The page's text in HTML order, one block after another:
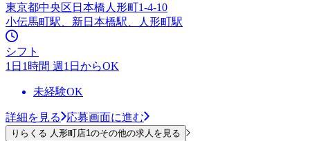
東京都中央区日本橋人形町1-4-10
小伝馬町駅、新日本橋駅、人形町駅
シフト
1日1時間 週1日からOK
未経験OK
詳細を見る 応募画面に進む
りらくる 人形町店1のその他の求人を見る